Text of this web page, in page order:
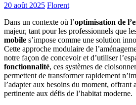
20 août 2025 Florent
Dans un contexte où l’optimisation de
majeur, tant pour les professionnels que
mobile s’impose comme une solution
Cette approche modulaire de
notre façon de concevoir et d’utiliser
fonctionnalité, ces systèmes de
permettent de transformer rapidement
l’adapter aux besoins du moment, offrant
pertinente aux défis de l’habitat moderne.